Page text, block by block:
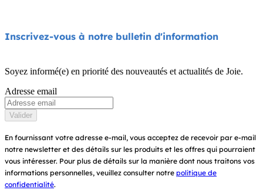
Balancelles et transats
Lit de voyage et cododo
Porte-bébés
Garantie
Manuels d’utilisation
À propos de nous
Trouver un magasin
Enregistrez votre produit
Inscrivez-vous à notre bulletin d'information
Soyez informé(e) en priorité des nouveautés et actualités de Joie.
Adresse email
Valider
En fournissant votre adresse e-mail, vous acceptez de recevoir par e-mail
notre newsletter et des détails sur les produits et les offres qui pourraient
vous intéresser. Pour plus de détails sur la manière dont nous traitons vos
informations personnelles, veuillez consulter notre politique de
confidentialité.